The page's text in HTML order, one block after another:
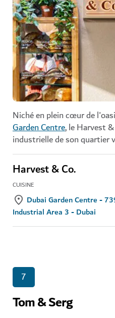
Niché en plein cœur de
Garden Centre, le Harvest
industrielle de son quartier
Harvest & Co.
CUISINE
Dubai Garden Centre -
Industrial Area 3 - Dubai
7
Tom & Serg